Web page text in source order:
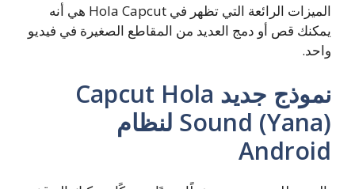
الميزات الرائعة التي تظهر في Hola Capcut هي أنه
يمكنك قص أو دمج العديد من المقاطع الصغيرة في فيديو
واحد.
نموذج جديد Capcut Hola
Sound (Yana) لنظام
Android